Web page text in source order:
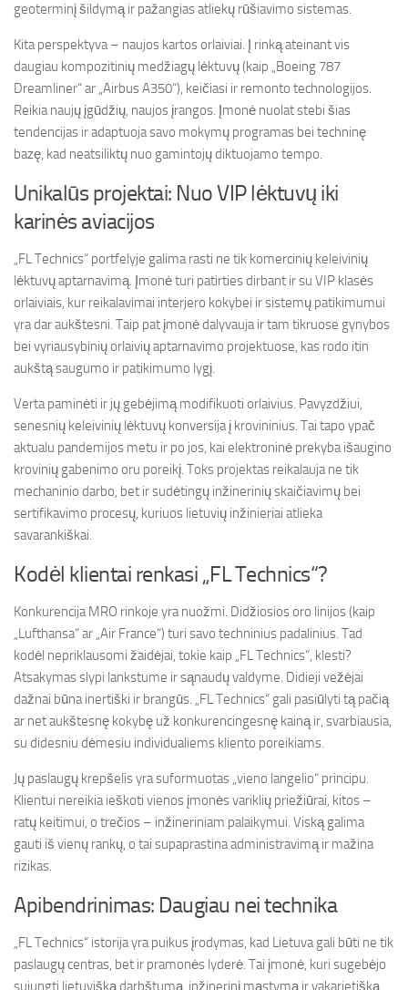
geoterminį šildymą ir pažangias atliekų rūšiavimo sistemas.
Kita perspektyva – naujos kartos orlaiviai. Į rinką ateinant vis
daugiau kompozitinių medžiagų lėktuvų (kaip „Boeing 787
Dreamliner“ ar „Airbus A350“), keičiasi ir remonto technologijos.
Reikia naujų įgūdžių, naujos įrangos. Įmonė nuolat stebi šias
tendencijas ir adaptuoja savo mokymų programas bei techninę
bazę, kad neatsiliktų nuo gamintojų diktuojamo tempo.
Unikalūs projektai: Nuo VIP lėktuvų iki
karinės aviacijos
„FL Technics“ portfelyje galima rasti ne tik komercinių keleivinių
lėktuvų aptarnavimą. Įmonė turi patirties dirbant ir su VIP klasės
orlaiviais, kur reikalavimai interjero kokybei ir sistemų patikimumui
yra dar aukštesni. Taip pat įmonė dalyvauja ir tam tikruose gynybos
bei vyriausybinių orlaivių aptarnavimo projektuose, kas rodo itin
aukštą saugumo ir patikimumo lygį.
Verta paminėti ir jų gebėjimą modifikuoti orlaivius. Pavyzdžiui,
senesnių keleivinių lėktuvų konversija į krovininius. Tai tapo ypač
aktualu pandemijos metu ir po jos, kai elektroninė prekyba išaugino
krovinių gabenimo oru poreikį. Toks projektas reikalauja ne tik
mechaninio darbo, bet ir sudėtingų inžinerinių skaičiavimų bei
sertifikavimo procesų, kuriuos lietuvių inžinieriai atlieka
savarankiškai.
Kodėl klientai renkasi „FL Technics“?
Konkurencija MRO rinkoje yra nuožmi. Didžiosios oro linijos (kaip
„Lufthansa“ ar „Air France“) turi savo techninius padalinius. Tad
kodėl nepriklausomi žaidėjai, tokie kaip „FL Technics“, klesti?
Atsakymas slypi lankstume ir sąnaudų valdyme. Didieji vežėjai
dažnai būna inertiški ir brangūs. „FL Technics“ gali pasiūlyti tą pačią
ar net aukštesnę kokybę už konkurencingesnę kainą ir, svarbiausia,
su didesniu dėmesiu individualiems kliento poreikiams.
Jų paslaugų krepšelis yra suformuotas „vieno langelio“ principu.
Klientui nereikia ieškoti vienos įmonės variklių priežiūrai, kitos –
ratų keitimui, o trečios – inžineriniam palaikymui. Viską galima
gauti iš vienų rankų, o tai supaprastina administravimą ir mažina
rizikas.
Apibendrinimas: Daugiau nei technika
„FL Technics“ istorija yra puikus įrodymas, kad Lietuva gali būti ne tik
paslaugų centras, bet ir pramonės lyderė. Tai įmonė, kuri sugebėjo
sujungti lietuvišką darbštumą, inžinerinį mąstymą ir vakarietišką